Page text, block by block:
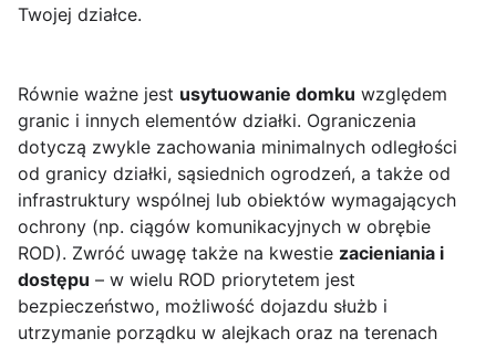
Twojej działce.
Równie ważne jest usytuowanie domku względem
granic i innych elementów działki. Ograniczenia
dotyczą zwykle zachowania minimalnych odległości
od granicy działki, sąsiednich ogrodzeń, a także od
infrastruktury wspólnej lub obiektów wymagających
ochrony (np. ciągów komunikacyjnych w obrębie
ROD). Zwróć uwagę także na kwestie zacieniania i
dostępu – w wielu ROD priorytetem jest
bezpieczeństwo, możliwość dojazdu służb i
utrzymanie porządku w alejkach oraz na terenach